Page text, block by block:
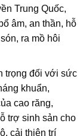
Trung Quốc,
âm, an thần, hỗ
ra mồ hôi
trọng đối với sức
khuẩn,
cao răng,
trợ sinh sản cho
cải thiện trí